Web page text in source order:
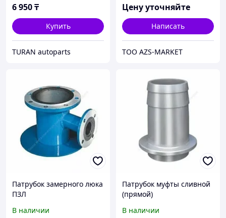
6 950₸
Купить
TURAN autoparts
Цену уточняйте
Написать
TOO AZS-MARKET
Патрубок замерного люка
ПЗЛ
В наличии
Патрубок муфты сливной
(прямой)
В наличии